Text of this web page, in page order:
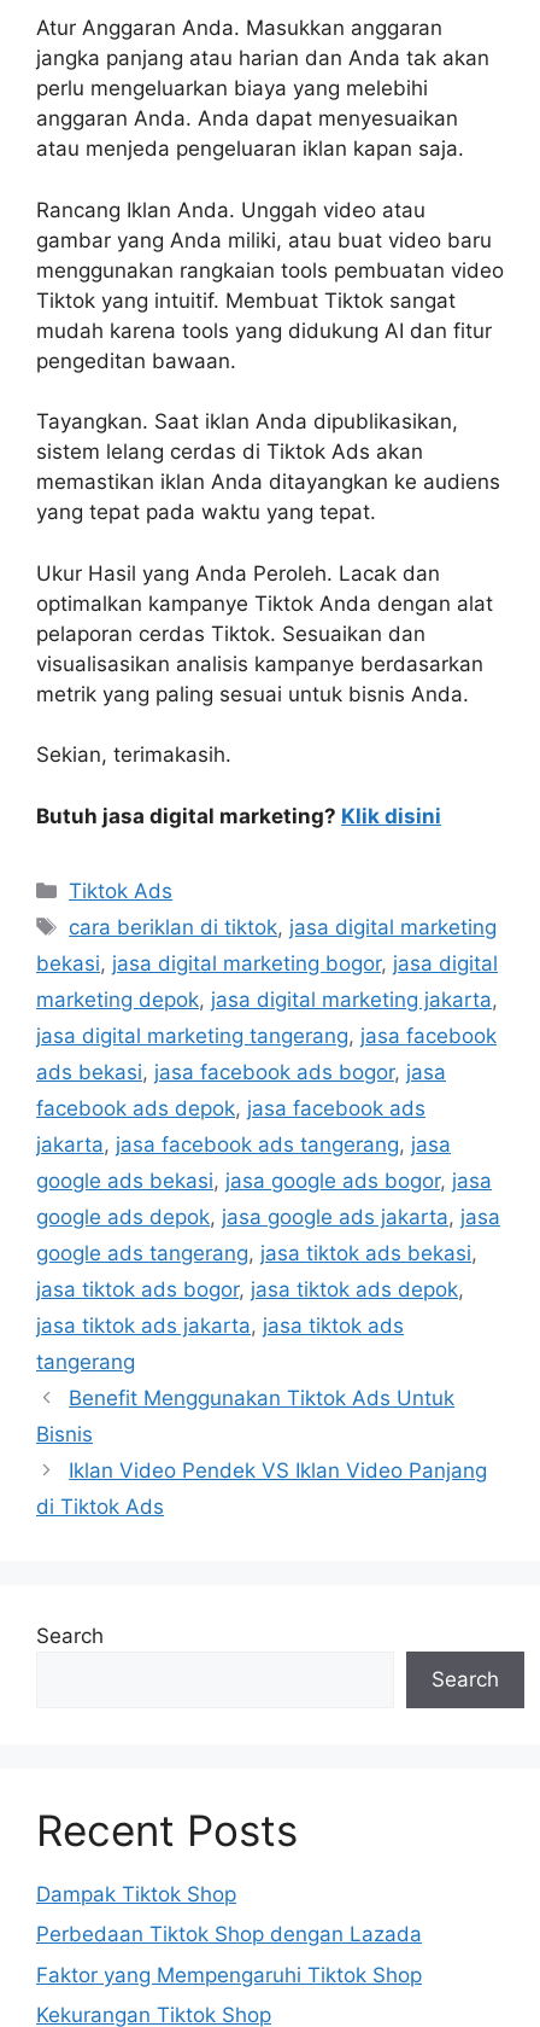
Atur Anggaran Anda. Masukkan anggaran
jangka panjang atau harian dan Anda tak akan
perlu mengeluarkan biaya yang melebihi
anggaran Anda. Anda dapat menyesuaikan
atau menjeda pengeluaran iklan kapan saja.
Rancang Iklan Anda. Unggah video atau
gambar yang Anda miliki, atau buat video baru
menggunakan rangkaian tools pembuatan video
Tiktok yang intuitif. Membuat Tiktok sangat
mudah karena tools yang didukung AI dan fitur
pengeditan bawaan.
Tayangkan. Saat iklan Anda dipublikasikan,
sistem lelang cerdas di Tiktok Ads akan
memastikan iklan Anda ditayangkan ke audiens
yang tepat pada waktu yang tepat.
Ukur Hasil yang Anda Peroleh. Lacak dan
optimalkan kampanye Tiktok Anda dengan alat
pelaporan cerdas Tiktok. Sesuaikan dan
visualisasikan analisis kampanye berdasarkan
metrik yang paling sesuai untuk bisnis Anda.
Sekian, terimakasih.
Butuh jasa digital marketing? Klik disini
Tiktok Ads
cara beriklan di tiktok, jasa digital marketing
bekasi, jasa digital marketing bogor, jasa digital
marketing depok, jasa digital marketing jakarta,
jasa digital marketing tangerang, jasa facebook
ads bekasi, jasa facebook ads bogor, jasa
facebook ads depok, jasa facebook ads
jakarta, jasa facebook ads tangerang, jasa
google ads bekasi, jasa google ads bogor, jasa
google ads depok, jasa google ads jakarta, jasa
google ads tangerang, jasa tiktok ads bekasi,
jasa tiktok ads bogor, jasa tiktok ads depok,
jasa tiktok ads jakarta, jasa tiktok ads
tangerang
Benefit Menggunakan Tiktok Ads Untuk
Bisnis
Iklan Video Pendek VS Iklan Video Panjang
di Tiktok Ads
Search
Search
Recent Posts
Dampak Tiktok Shop
Perbedaan Tiktok Shop dengan Lazada
Faktor yang Mempengaruhi Tiktok Shop
Kekurangan Tiktok Shop